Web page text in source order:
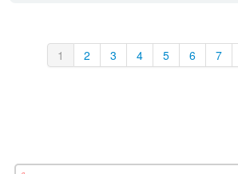
1 2 3 4 5 6 7